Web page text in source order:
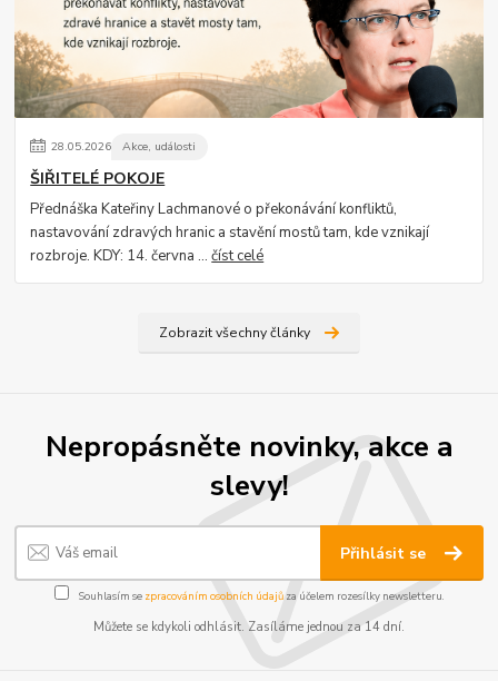
28.05.2026 Akce, události
ŠIŘITELÉ POKOJE
Přednáška Kateřiny Lachmanové o překonávání konfliktů,
nastavování zdravých hranic a stavění mostů tam, kde vznikají
rozbroje. KDY: 14. června ...číst celé
Zobrazit všechny články
Nepropásněte novinky, akce a
slevy!
Přihlásit se
Souhlasím se zpracováním osobních údajůza účelem rozesílky newsletteru.
Můžete se kdykoli odhlásit. Zasíláme jednou za 14 dní.